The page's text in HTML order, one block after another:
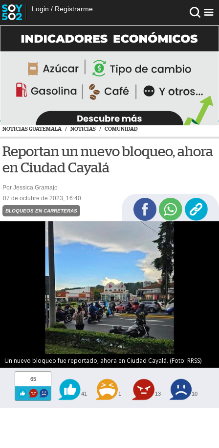
Login / Registrarme
NOTICIAS GUATEMALA / NOTICIAS / COMUNIDAD
Reportan un nuevo bloqueo, ahora
en Ciudad Cayalá
Por Jessica Gramajo
07 de octubre de 2023, 16:40
BLOQUEOS EN CARRETERAS
Un nuevo bloqueo fue reportado, ahora en Ciudad Cayalá. (Foto: RRSS)
65
41 1 13 10